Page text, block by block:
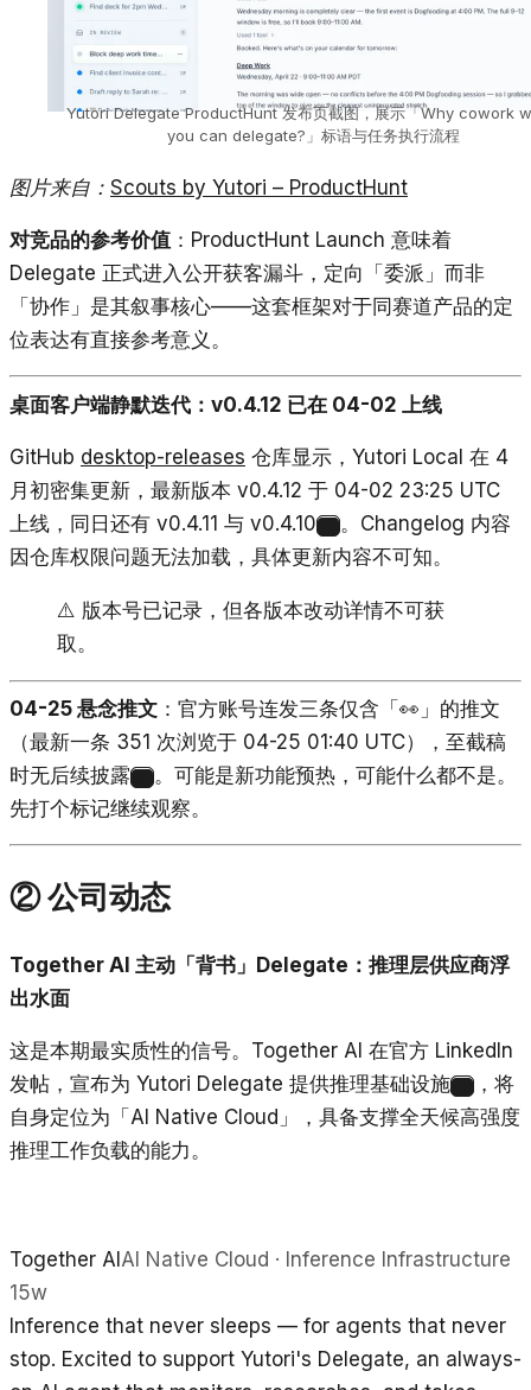
Yutori Delegate ProductHunt 发布页截图，展示「Why cowork
you can delegate?」标语与任务执行流程
图片来自： Scouts by Yutori – ProductHunt
对竞品的参考价值 ：ProductHunt Launch 意味着
Delegate 正式进入公开获客漏斗，定向「委派」而非
「协作」是其叙事核心——这套框架对于同赛道产品的定
位表达有直接参考意义。
桌面客户端静默迭代：v0.4.12 已在 04-02 上线
GitHub desktop-releases 仓库显示，Yutori Local 在 4
月初密集更新，最新版本 v0.4.12 于 04-02 23:25 UTC
上线，同日还有 v0.4.11 与 v0.4.10
。Changelog 内容
因仓库权限问题无法加载，具体更新内容不可知。
⚠️ 版本号已记录，但各版本改动详情不可获
取。
04-25 悬念推文 ：官方账号连发三条仅含「👀」的推文
（最新一条 351 次浏览于 04-25 01:40 UTC），至截稿
时无后续披露
。可能是新功能预热，可能什么都不是。
先打个标记继续观察。
② 公司动态
Together AI 主动「背书」Delegate：推理层供应商浮
出水面
这是本期最实质性的信号。Together AI 在官方 LinkedIn
发帖，宣布为 Yutori Delegate 提供推理基础设施
，将
自身定位为「AI Native Cloud」，具备支撑全天候高强度
推理工作负载的能力。
Together AIAI Native Cloud · Inference Infrastructure
15w
Inference that never sleeps — for agents that never
stop. Excited to support Yutori's Delegate, an always-